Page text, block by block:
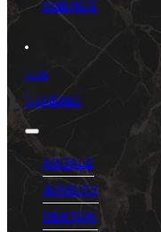
AGENCE
NOS
MATIÈRES
ASCALE
INFINITY
DEKTON